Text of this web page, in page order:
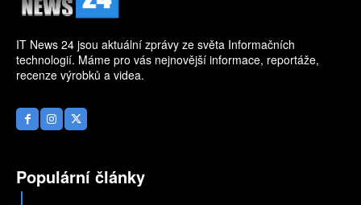
IT News 24 jsou aktuální zprávy ze světa Informačních
technologií. Máme pro vás nejnovější informace, reportáže,
recenze výrobků a videa.
Populární články